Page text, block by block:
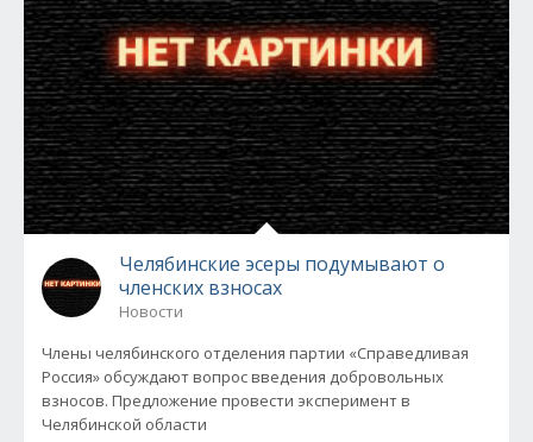
Челябинские эсеры подумывают о
членских взносах
Новости
Члены челябинского отделения партии «Справедливая
Россия» обсуждают вопрос введения добровольных
взносов. Предложение провести эксперимент в
Челябинской области